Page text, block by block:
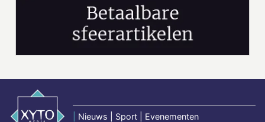
Nieuws | Sport | Evenementen